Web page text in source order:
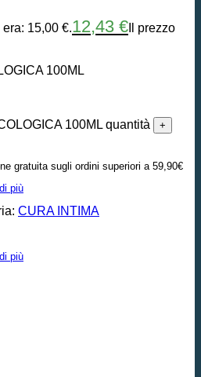
era: 15,00 €.12,43 € Il prezzo
100ML
100ML quantità
gratuita sugli ordini superiori a 59,90€
più
CURA INTIMA
più